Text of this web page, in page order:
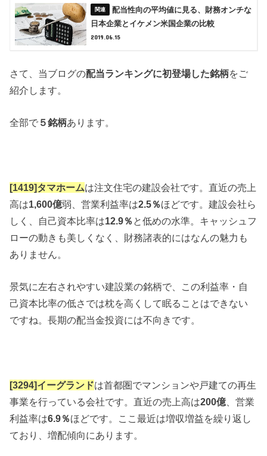
配当性向の平均値に見る、財務オンチな
日本企業とイケメン米国企業の比較
2019.06.15
さて、当ブログの配当ランキングに初登場した銘柄をご
紹介します。
全部で ５銘柄あります。
[1419]タマホームは注文住宅の建設会社です。直近の売上
高は1,600億弱、営業利益率は2.5％ほどです。建設会社ら
しく、自己資本比率は12.9％ と低めの水準。キャッシュフ
ローの動きも美しくなく、財務諸表的にはなんの魅力も
ありません。
景気に左右されやすい建設業の銘柄で、この利益率・自
己資本比率の低さでは枕を高くして眠ることはできない
ですね。長期の配当金投資には不向きです。
[3294]イーグランドは首都圏でマンションや戸建ての再生
事業を行っている会社です。直近の売上高は200億 、営業
利益率は6.9％ほどです。ここ最近は増収増益を繰り返し
ており、増配傾向にあります。